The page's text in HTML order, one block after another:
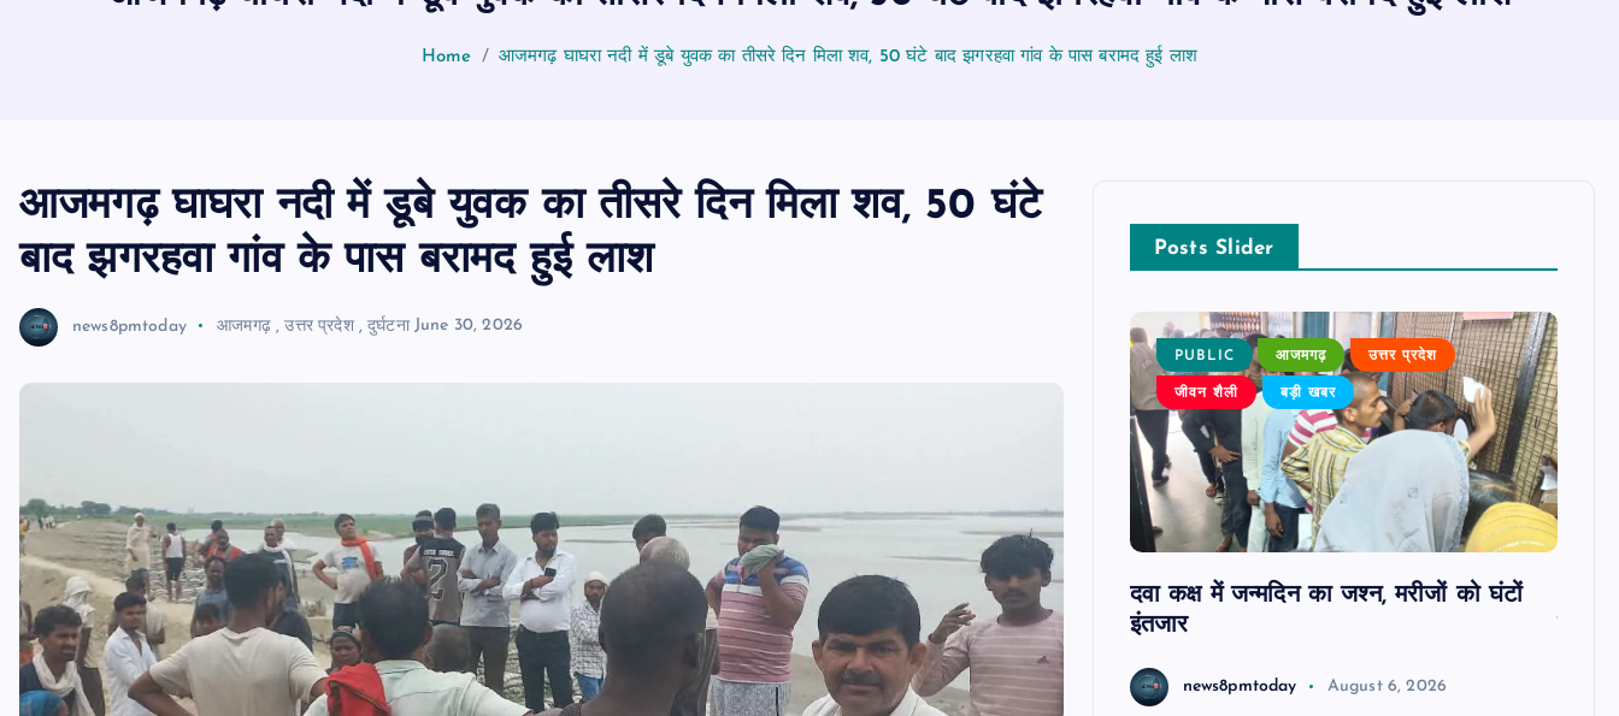
Home आजमगढ़ घाघरा नदी में डूबे युवक का तीसरे दिन मिला शव, 50 घंटे बाद झगरहवा गांव के पास बरामद हुई लाश
आजमगढ़ घाघरा नदी में डूबे युवक का तीसरे दिन मिला शव, 50 घंटे
बाद झगरहवा गांव के पास बरामद हुई लाश
news8pmtoday आजमगढ़,उत्तर प्रदेश,दुर्घटना June 30, 2026
Posts Slider
आजमगढ़ में राज्य आयुक्त दिव्यांगजन की मोबाइल
कोर्ट, मौके पर सुनीं शिकायतें,कई मामलों का
तत्काल निस्तारण
PUBLIC आजमगढ़ उत्तर प्रदेश
जीवन शैली बड़ी खबर
दवा कक्ष में जन्मदिन का जश्न, मरीजों को घंटों
इंतजार
news8pmtoday August 6, 2026